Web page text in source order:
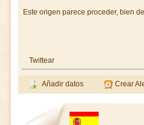
Este origen parece proceder, bien
Twittear
Añadir datos Crear